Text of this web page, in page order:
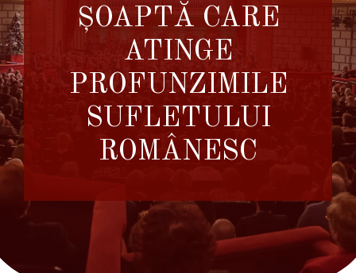
ȘOAPTĂ CARE
ATINGE
PROFUNZIMILE
SUFLETULUI
ROMÂNESC